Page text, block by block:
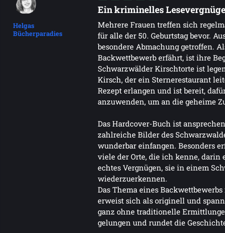
Helgas
Bücherparadies
Ein kriminelles
Mehrere Frauen treffen sich
für alle der 50. Geburtstag bevor.
besondere Abmachung getroffen.
Backwettbewerb erfährt, ist ihre
Schwarzwälder Kirschtorte ist
Kirsch, der ein Sternerestaurant
Rezept erlangen und ist bereit,
anzuwenden, um an die geheime
Das Hardcover-Buch ist
zahlreiche Bilder des
wunderbar einfangen. Besonders
viele der Orte, die ich kenne, darin
echtes Vergnügen, sie in einem
wiederzuerkennen.
Das Thema eines
erweist sich als originell und
ganz ohne traditionelle
gelungen und rundet die